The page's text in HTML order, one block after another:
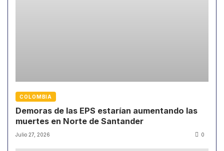
COLOMBIA
Demoras de las EPS estarían aumentando las
muertes en Norte de Santander
Julio 27, 2026 0